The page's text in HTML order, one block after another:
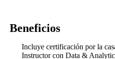
Beneficios
Incluye certificación por la
Instructor con Data &